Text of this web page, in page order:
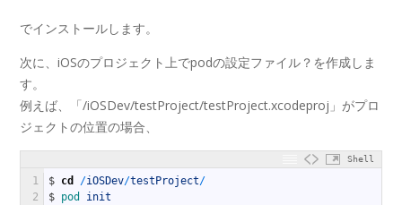
でインストールします。
次に、iOSのプロジェクト上でpodの設定ファイル？を作成しま
す。
例えば、「/iOSDev/testProject/testProject.xcodeproj」がプロ
ジェクトの位置の場合、
Shell
1
2
$ cd /iOSDev/testProject/
$ pod init